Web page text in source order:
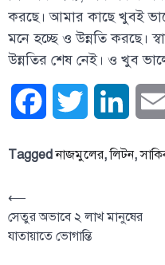
করছে। আমার কাছে খুবই
মনে হচ্ছে ও উন্নতি করছে।
উন্নতির শেষ নেই। ও খুব
FacebookTwitter
Taggedনাজমুলের,লিটন,
⟵
সেতুর অভাবে ২ লাখ মানুষের
যাতায়াতে ভোগান্তি